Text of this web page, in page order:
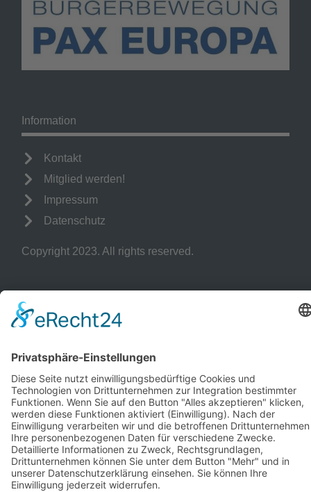
Information
Kontakt
Mitglied werden!
Impressum
Datenschutz
Copyright 2023. All rights reserved.
Sie finden uns auch hier